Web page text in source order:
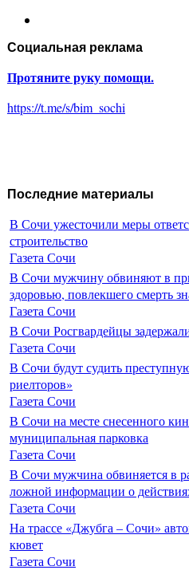
Социальная реклама
Протяните руку помощи.
https://t.me/s/bim_sochi
Последние материалы
В Сочи ужесточили меры
строительство
Газета Сочи
В Сочи мужчину обвиняют в
здоровью, повлекшего смерть
Газета Сочи
В Сочи Росгвардейцы
Газета Сочи
В Сочи будут судить
риелторов»
Газета Сочи
В Сочи на месте снесенного
муниципальная парковка
Газета Сочи
В Сочи мужчина обвиняется в
ложной информации о
Газета Сочи
На трассе «Джубга – Сочи»
кювет
Газета Сочи